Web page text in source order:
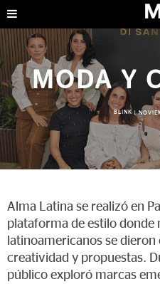
MODA Y
BLINK|
Alma Latina se realizó en
plataforma de estilo donde
latinoamericanos se
creatividad y propuestas.
público exploró marcas